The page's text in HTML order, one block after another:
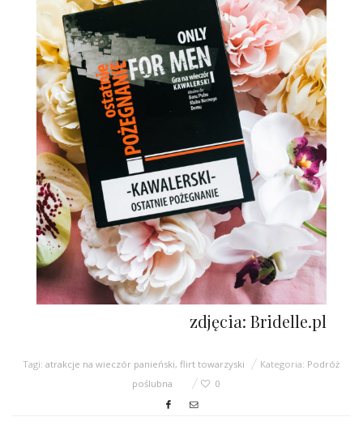
zdjęcia: Bridelle.pl
Tagi:atrakcje na wieczór panieński,flirt towarzyski Kategoria: Podróż
poślubna
0